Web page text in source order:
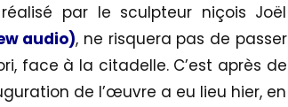
par le sculpteur niçois Joël
audio), ne risquera pas de passer
face à la citadelle. C’est après de
de l’œuvre a eu lieu hier, en